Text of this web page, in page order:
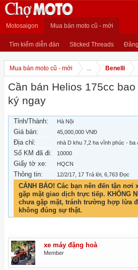
Motosaigon Mua bán moto cũ - mới
Tìm kiếm diễn đàn Sticked Threads
Mua bán moto cũ - mới ... Benelli
Cần bán Helios 175cc
ký ngay
Tỉnh/Thành: Hà Nội
Giá bán: 45,000,000 VNĐ
Địa chỉ: nhà D khu 7,2 ha vĩnh phúc - ba
Số KM đã đi: 10000
Giấy tờ xe: HQCN
Thông tin: 12/2/17 , 17 Trả lời, 6,763 Đọc
CẢNH BÁO! Các bạn nên đến tận nơi
gặp mặt giao dịch trực tiếp. KHÔNG
chưa gặp mặt, tránh trường hợp lừa
không đúng sự thật.
xe máy đặng hoà
Member